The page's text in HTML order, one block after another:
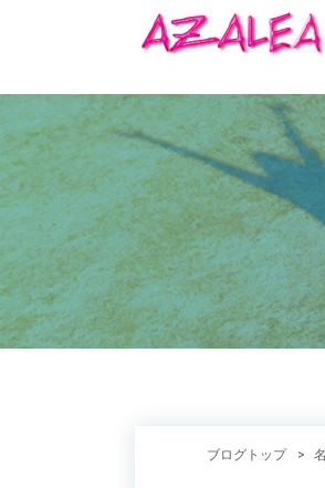
ブログトップ